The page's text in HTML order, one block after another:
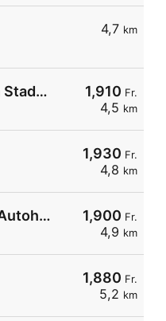
4,7 km
1,910 Fr.
4,5 km
Flamol Tankstelle Roman Stadelmann
1,930 Fr.
4,8 km
1,900 Fr.
4,9 km
Ruedi Rüssel Tankstelle Autohaus Erwin Steffen
1,880 Fr.
5,2 km